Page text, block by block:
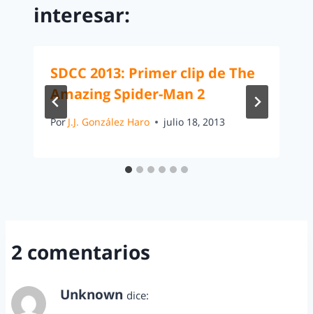
interesar:
SDCC 2013: Primer clip de The
Amazing Spider-Man 2
Por J.J. González Haro julio 18, 2013
2 comentarios
Unknown dice: